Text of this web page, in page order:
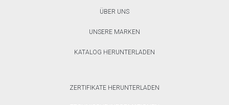
ÜBER UNS
UNSERE MARKEN
KATALOG HERUNTERLADEN
ZERTIFIKATE HERUNTERLADEN